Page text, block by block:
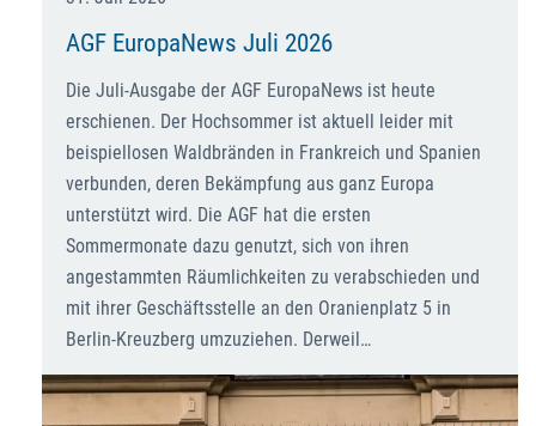
AGF EuropaNews Juli 2026
Die Juli-Ausgabe der AGF EuropaNews ist heute
erschienen. Der Hochsommer ist aktuell leider mit
beispiellosen Waldbränden in Frankreich und Spanien
verbunden, deren Bekämpfung aus ganz Europa
unterstützt wird. Die AGF hat die ersten
Sommermonate dazu genutzt, sich von ihren
angestammten Räumlichkeiten zu verabschieden und
mit ihrer Geschäftsstelle an den Oranienplatz 5 in
Berlin-Kreuzberg umzuziehen. Derweil…